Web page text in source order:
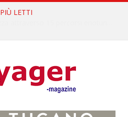
PIÙ LETTI